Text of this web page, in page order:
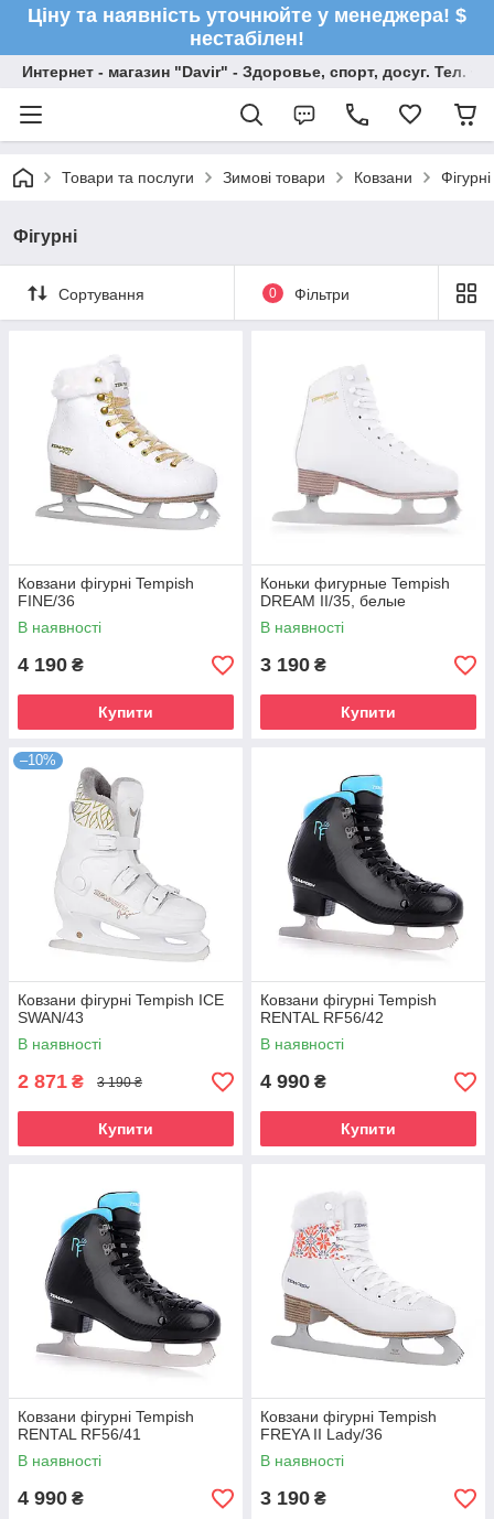
Ціну та наявність уточнюйте у менеджера! $
нестабілен!
Интернет - магазин "Davir" - Здоровье, спорт, досуг. Тел.
Товари та послуги Зимові товари Ковзани Фігурні
Фігурні
Сортування 0 Фільтри
Ковзани фігурні Tempish
FINE/36
В наявності
4 190 ₴
Купити
Коньки фигурные Tempish
DREAM II/35, белые
В наявності
3 190 ₴
Купити
–10%
Ковзани фігурні Tempish ICE
SWAN/43
В наявності
2 871 ₴ 3 190 ₴
Купити
Ковзани фігурні Tempish
RENTAL RF56/42
В наявності
4 990 ₴
Купити
Ковзани фігурні Tempish
RENTAL RF56/41
В наявності
4 990 ₴
Ковзани фігурні Tempish
FREYA II Lady/36
В наявності
3 190 ₴